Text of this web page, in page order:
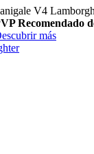
V4
Recomendado
más